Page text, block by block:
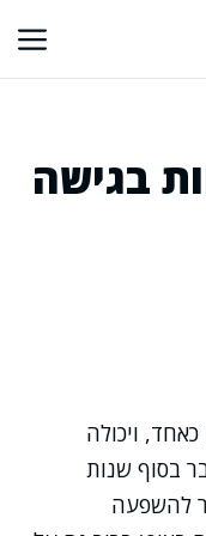
בגישה
ויכולה
בסוף שנות
שנות ה-20. מעבר להשפעה